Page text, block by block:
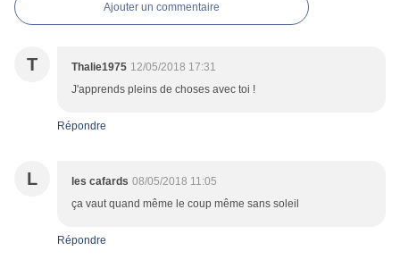
Ajouter un commentaire
T Thalie1975 12/05/2018 17:31
J'apprends pleins de choses avec toi !
Répondre
L les cafards 08/05/2018 11:05
ça vaut quand même le coup même sans soleil
Répondre